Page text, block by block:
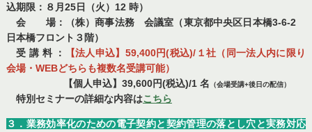
込期限：８月25日（火）12 時）
会 場：（株）商事法務 会議室（東京都中央区日本橋3-6-2
日本橋フロント３階）
受 講 料 ：
【法人申込】59,400円(税込)/１社（同一法人内に限り
会場・WEBどちらも複数名受講可能）
【個人申込】39,600円(税込)/1 名 （会場受講+後日の配信）
特別セミナーの詳細な内容はこちら
３．業務効率化のための電子契約と契約管理の落とし穴と実務対応